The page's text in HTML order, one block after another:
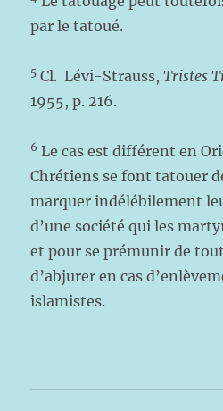
par le tatoué.
5 Cl. Lévi-Strauss,Tristes
1955, p. 216.
6 Le cas est différent en
Chrétiens se font tatouer
marquer indélébilement
d’une société qui les
et pour se prémunir de
d’abjurer en cas
islamistes.